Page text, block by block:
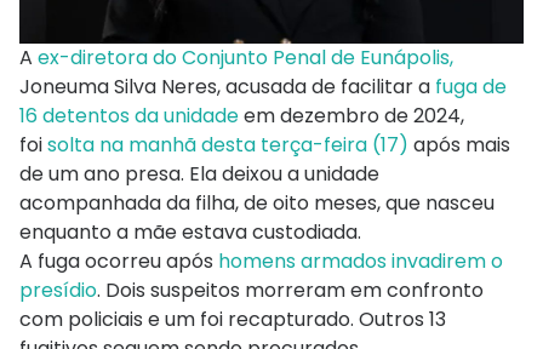
A ex-diretora do Conjunto Penal de Eunápolis,
Joneuma Silva Neres, acusada de facilitar a fuga de
16 detentos da unidadeem dezembro de 2024,
foisolta na manhã desta terça-feira (17) após mais
de um ano presa. Ela deixou a unidade
acompanhada da filha, de oito meses, que nasceu
enquanto a mãe estava custodiada.
A fuga ocorreu após homens armados invadirem o
presídio. Dois suspeitos morreram em confronto
com policiais e um foi recapturado. Outros 13